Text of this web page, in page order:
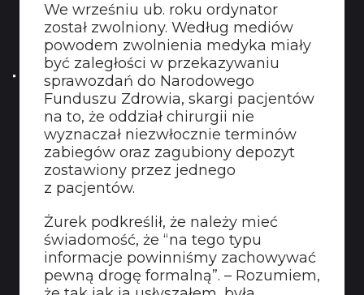
We wrześniu ub. roku ordynator
został zwolniony. Według mediów
powodem zwolnienia medyka miały
być zaległości w przekazywaniu
sprawozdań do Narodowego
Funduszu Zdrowia, skargi pacjentów
na to, że oddział chirurgii nie
wyznaczał niezwłocznie terminów
zabiegów oraz zagubiony depozyt
zostawiony przez jednego
z pacjentów.
Żurek podkreślił, że należy mieć
świadomość, że “na tego typu
informacje powinniśmy zachowywać
pewną drogę formalną”. – Rozumiem,